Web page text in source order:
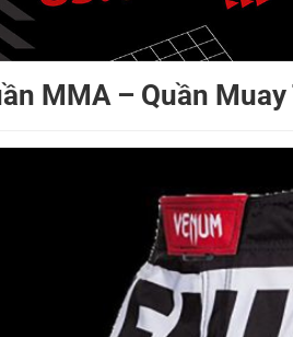
MMA – Quần